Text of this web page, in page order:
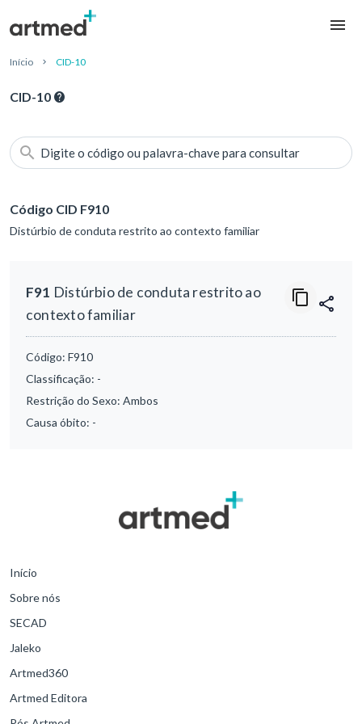
Início CID-10
CID-10
Digite o código ou palavra-chave para consultar
Código CID F910
Distúrbio de conduta restrito ao contexto familiar
F91 Distúrbio de conduta restrito ao
contexto familiar
Código: F910
Classificação: -
Restrição do Sexo: Ambos
Causa óbito: -
Início
Sobre nós
SECAD
Jaleko
Artmed360
Artmed Editora